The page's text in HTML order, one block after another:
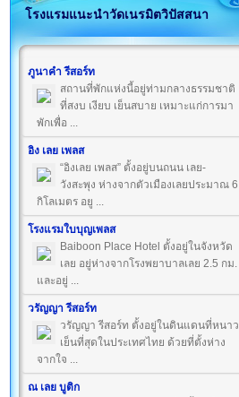
โรงแรมแนะนำวัดเนรมิตวิปัสสนา
ภูนาคำ รีสอร์ท
สถานที่พักแห่งนี้อยู่ท่ามกลางธรรมชาติ
ที่สงบ เงียบ เย็นสบาย เหมาะแก่การมา
พักเพื่อ ...
อิง เลย เพลส
“อิงเลย เพลส” ตั้งอยู่บนถนน เลย-
วังสะพุง ห่างจากตัวเมืองเลยประมาณ 6
กิโลเมตร อยู ...
โรงแรมใบบุญเพลส
Baiboon Place Hotel ตั้งอยู่ในจังหวัด
เลย อยู่ห่างจากโรงพยาบาลเลย 2.5 กม.
และอยู่ ...
วรัญญา รีสอร์ท
วรัญญา รีสอร์ท ตั้งอยู่ในดินแดนที่หนาว
เย็นที่สุดในประเทศไทย ด้วยที่ตั้งห่าง
จากใจ ...
ณ เลย บูติก